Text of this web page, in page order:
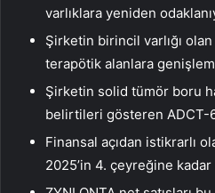
varlıklara yeniden
Şirketin birincil varlığı olan
terapötik alanlara
Şirketin solid tümör boru
belirtileri gösteren ADCT-
Finansal açıdan istikrarlı
2025’in 4. çeyreğine kadar